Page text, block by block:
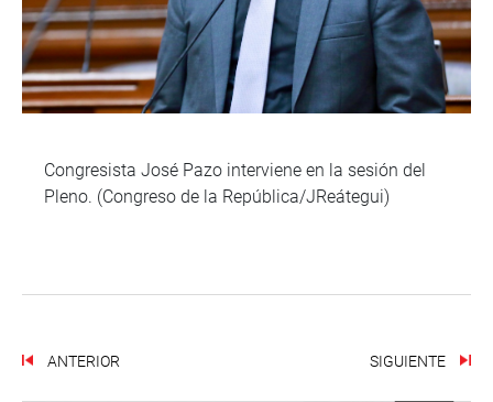
Congresista José Pazo interviene en la sesión del
Pleno. (Congreso de la República/JReátegui)
ANTERIOR SIGUIENTE